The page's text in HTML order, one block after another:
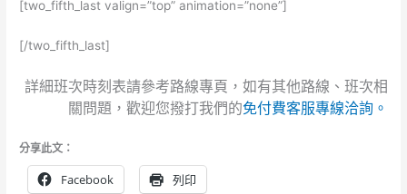
[two_fifth_last valign=”top” animation=”none”]
[/two_fifth_last]
詳細班次時刻表請參考路線專頁，如有其他路線、班次相
關問題，歡迎您撥打我們的免付費客服專線洽詢。
分享此文：
Facebook 列印